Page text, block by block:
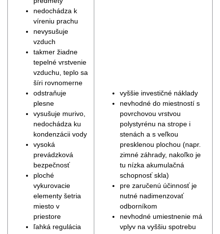
nedochádza k
víreniu prachu
nevysušuje
vzduch
takmer žiadne
tepelné vrstvenie
vzduchu, teplo sa
šíri rovnomerne
odstraňuje
plesne
vysušuje murivo,
nedochádza ku
kondenzácii vody
vysoká
prevádzková
bezpečnosť
ploché
vykurovacie
elementy šetria
miesto v
priestore
ľahká regulácia
vyššie investičné náklady
nevhodné do miestností s
povrchovou vrstvou
polystyrénu na strope i
stenách a s veľkou
presklenou plochou (napr.
zimné záhrady, nakoľko je
tu nízka akumulačná
schopnosť skla)
pre zaručenú účinnosť je
nutné nadimenzovať
odborníkom
nevhodné umiestnenie má
vplyv na vyššiu spotrebu